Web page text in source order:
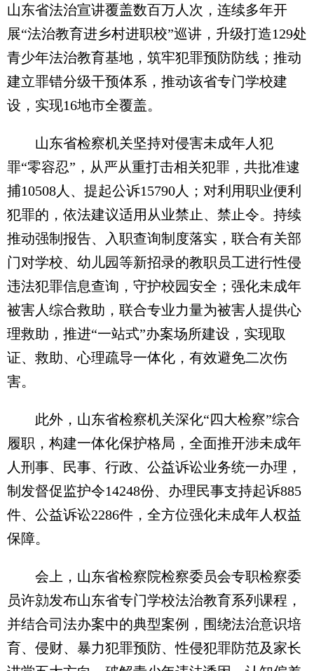
山东省法治宣讲覆盖数百万人次，连续多年开
展“法治教育进乡村进职校”巡讲，升级打造129处
青少年法治教育基地，筑牢犯罪预防防线；推动
建立罪错分级干预体系，推动该省专门学校建
设，实现16地市全覆盖。
山东省检察机关坚持对侵害未成年人犯
罪“零容忍”，从严从重打击相关犯罪，共批准逮
捕10508人、提起公诉15790人；对利用职业便利
犯罪的，依法建议适用从业禁止、禁止令。持续
推动强制报告、入职查询制度落实，联合有关部
门对学校、幼儿园等新招录的教职员工进行性侵
违法犯罪信息查询，守护校园安全；强化未成年
被害人综合救助，联合专业力量为被害人提供心
理救助，推进“一站式”办案场所建设，实现取
证、救助、心理疏导一体化，有效避免二次伤
害。
此外，山东省检察机关深化“四大检察”综合
履职，构建一体化保护格局，全面推开涉未成年
人刑事、民事、行政、公益诉讼业务统一办理，
制发督促监护令14248份、办理民事支持起诉885
件、公益诉讼2286件，全方位强化未成年人权益
保障。
会上，山东省检察院检察委员会专职检察委
员许勍发布山东省专门学校法治教育系列课程，
并结合司法办案中的典型案例，围绕法治意识培
育、侵财、暴力犯罪预防、性侵犯罪防范及家长